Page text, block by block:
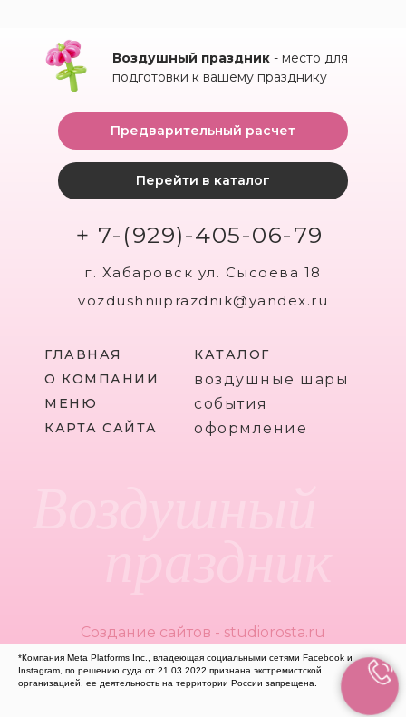
Воздушный праздник - место для
подготовки к вашему празднику
ГЛАВНАЯ
Создание сайтов - studiorosta.ru
Перейти в каталог
Предварительный расчет
+ 7-(929)-405-06-79
г. Хабаровск ул. Сысоева 18
vozdushniiprazdnik@yandex.ru
О КОМПАНИИ
КАРТА САЙТА
МЕНЮ
КАТАЛОГ
воздушные шары
события
оформление
*Компания Meta Platforms Inc., владеющая социальными сетями Facebook и
Instagram, по решению суда от 21.03.2022 признана экстремистской
организацией, ее деятельность на территории России запрещена.